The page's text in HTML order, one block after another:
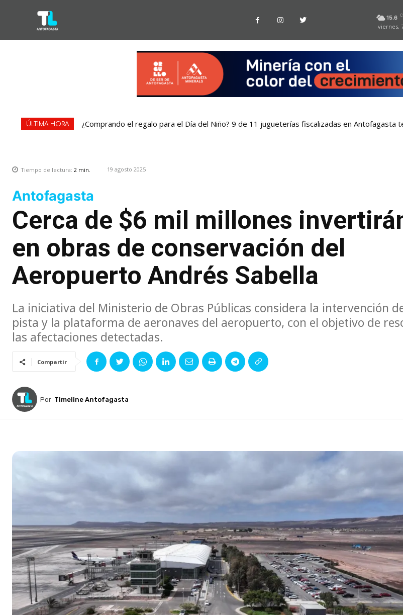
15.6 C
viernes,
ÚLTIMA HORA ¿Comprando el regalo para el Día del Niño? 9 de 11 jugueterías fiscalizadas en Antofagasta
Tiempo de lectura: 2 min. 19 agosto 2025
Antofagasta
Cerca de $6 mil millones
en obras de conservación del
Aeropuerto Andrés Sabella
La iniciativa del Ministerio de Obras Públicas considera la intervención
pista y la plataforma de aeronaves del aeropuerto, con el objetivo de
las afectaciones detectadas.
Compartir
Por Timeline Antofagasta